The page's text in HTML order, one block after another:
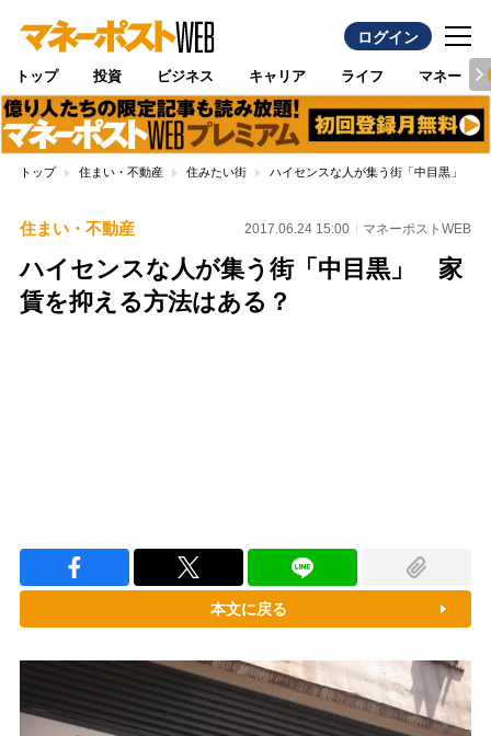
ログイン
トップ 投資 ビジネス キャリア ライフ マネー
トップ 住まい・不動産 住みたい街 ハイセンスな人が集う街「中目黒」 家
住まい・不動産 2017.06.24 15:00 マネーポストWEB
ハイセンスな人が集う街「中目黒」 家
賃を抑える方法はある？
本文に戻る